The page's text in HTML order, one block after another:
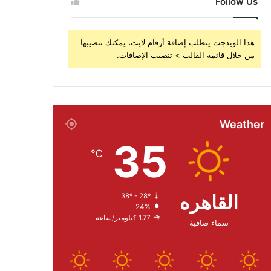
هذا الويدجت يتطلب إضافة أرقام لايت، يمكنك تنصيبها
من خلال قائمة القالب > تنصيب الإضافات.
Weather
القاهره
سماء صافية
35
℃
38º - 28º
24%
1.77 كيلومتر/ساعة